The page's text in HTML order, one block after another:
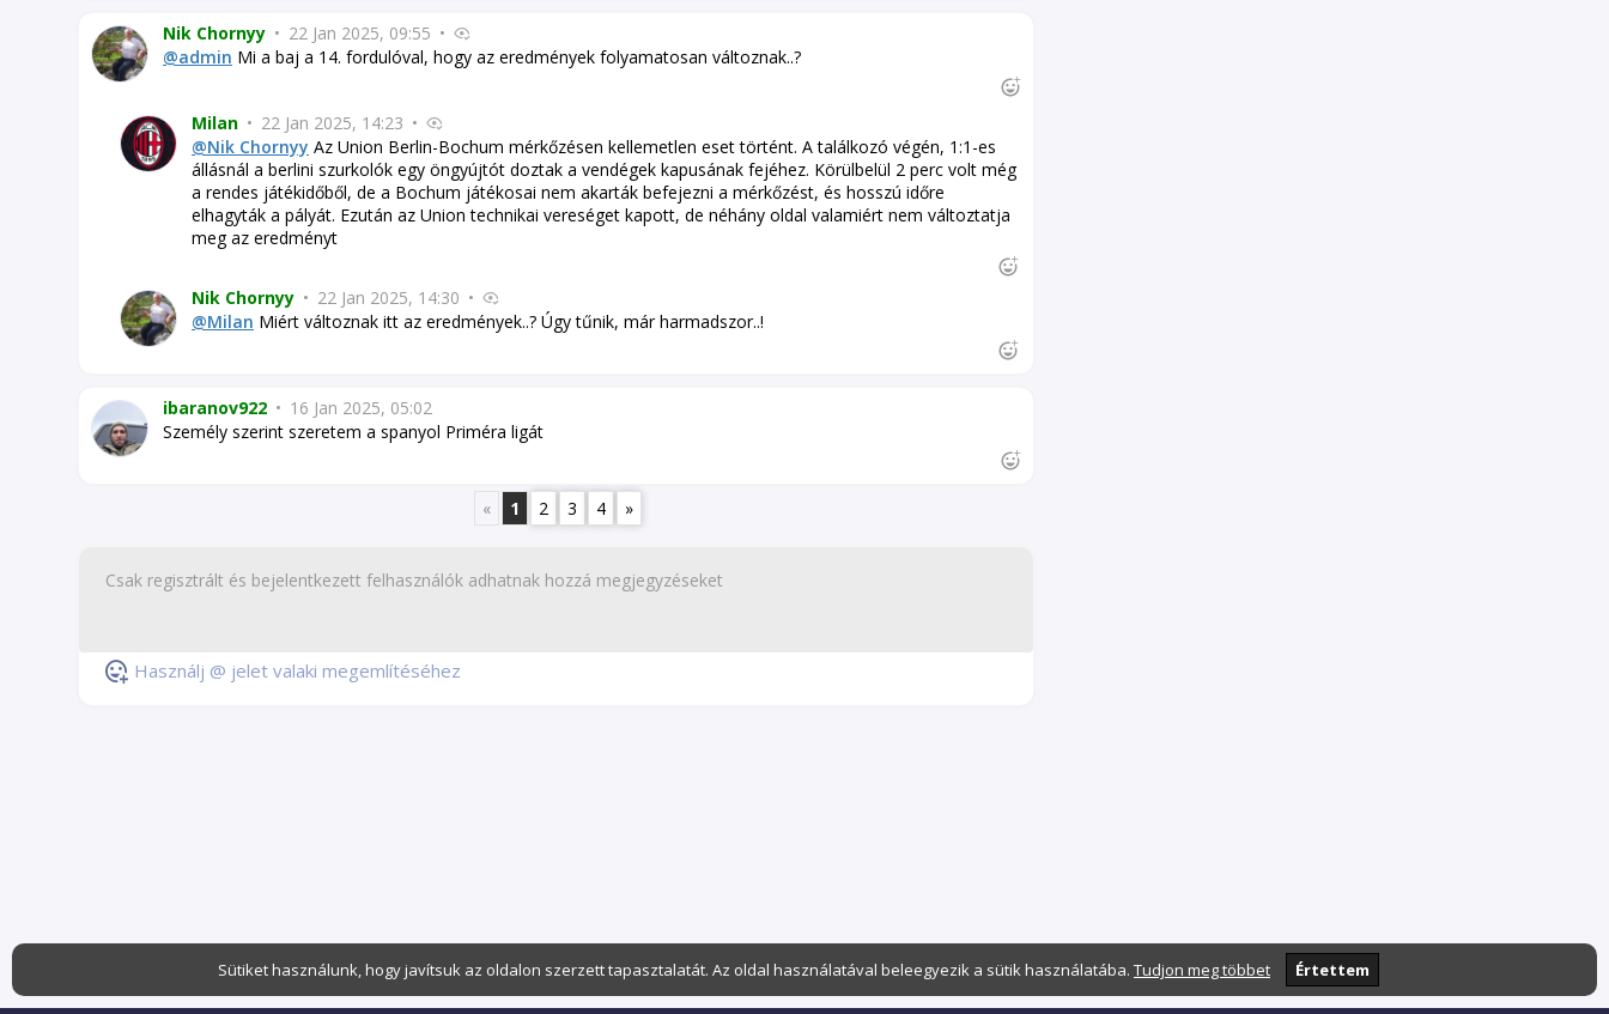
Nik Chornyy • 22 Jan 2025, 09:55 •
@admin Mi a baj a 14. fordulóval, hogy az eredmények folyamatosan változnak..?
Milan • 22 Jan 2025, 14:23 •
@Nik Chornyy Az Union Berlin-Bochum mérkőzésen kellemetlen eset történt. A találkozó végén, 1:1-es
állásnál a berlini szurkolók egy öngyújtót doztak a vendégek kapusának fejéhez. Körülbelül 2 perc volt még
a rendes játékidőből, de a Bochum játékosai nem akarták befejezni a mérkőzést, és hosszú időre
elhagyták a pályát. Ezután az Union technikai vereséget kapott, de néhány oldal valamiért nem változtatja
meg az eredményt
Nik Chornyy • 22 Jan 2025, 14:30 •
@Milan Miért változnak itt az eredmények..? Úgy tűnik, már harmadszor..!
ibaranov922 • 16 Jan 2025, 05:02
Személy szerint szeretem a spanyol Priméra ligát
« 1 2 3 4 »
Használj @ jelet valaki megemlítéséhez
Sütiket használunk, hogy javítsuk az oldalon szerzett tapasztalatát. Az oldal használatával beleegyezik a sütik használatába. Tudjon meg többet Értettem